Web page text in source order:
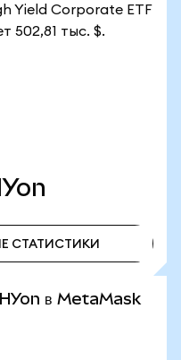
Yield Corporate ETF
502,81 тыс. $.
СТАТИСТИКИ
в MetaMask